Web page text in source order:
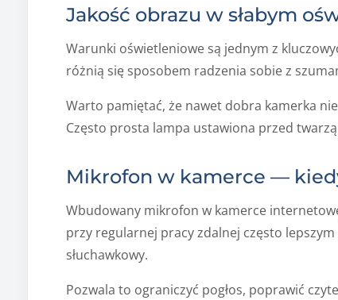
Jakość obrazu w słabym
Warunki oświetleniowe są jednym z
różnią się sposobem radzenia sobie z
Warto pamiętać, że nawet dobra kamerka
Często prosta lampa ustawiona przed
Mikrofon w kamerce —
Wbudowany mikrofon w kamerce
przy regularnej pracy zdalnej często
słuchawkowy.
Pozwala to ograniczyć pogłos, poprawić